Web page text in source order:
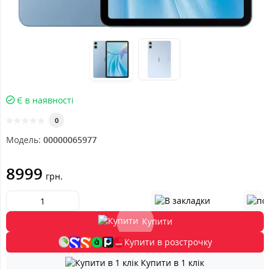
Є в наявності
0
Модель: 00000065977
8999 грн.
Купити
Купити в розстрочку
Купити в 1 клік